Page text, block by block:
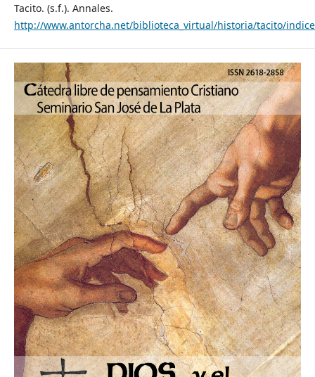
Tacito. (s.f.). Annales.
http://www.antorcha.net/biblioteca_virtual/historia/tacito/